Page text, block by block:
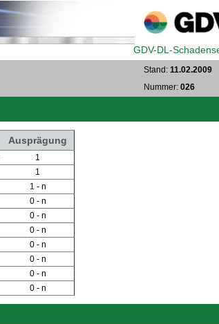
GDV-DL-
Stand: 11.02.2009
Nummer: 026
Ausprägung
1
1
1 - n
0 - n
0 - n
0 - n
0 - n
0 - n
0 - n
0 - n